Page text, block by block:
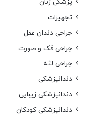
پزشکی زنان
تجهیزات
جراحی دندان عقل
جراحی فک و صورت
جراحی لثه
دندانپزشکی
دندانپزشکی زیبایی
دندانپزشکی کودکان